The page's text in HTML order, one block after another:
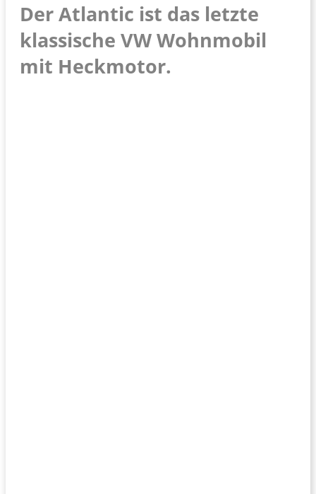
Der Atlantic ist das letzte
klassische VW Wohnmobil
mit Heckmotor.